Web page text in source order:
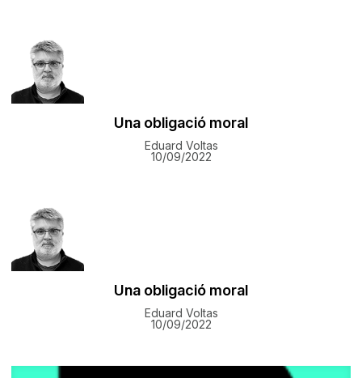
Una obligació moral
Eduard Voltas
10/09/2022
Una obligació moral
Eduard Voltas
10/09/2022